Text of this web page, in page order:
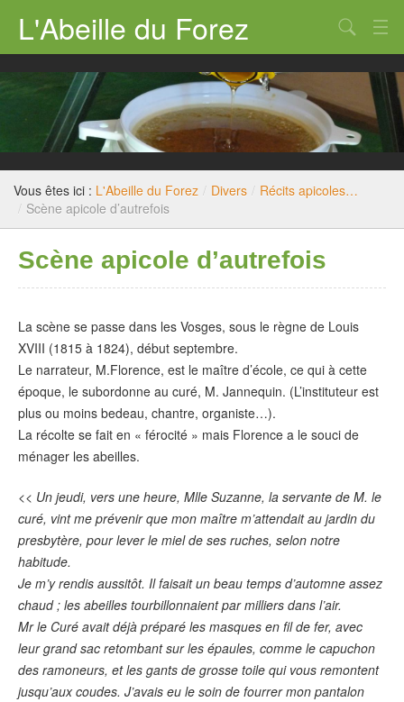
L'Abeille du Forez
Qui sommes nous ?
Rucher-école
Dossiers techniques
Législation
Nous contacter
Vous êtes ici : L'Abeille du Forez / Divers / Récits apicoles…
/ Scène apicole d’autrefois
Scène apicole d’autrefois
La scène se passe dans les Vosges, sous le règne de Louis
XVIII (1815 à 1824), début septembre.
Le narrateur, M.Florence, est le maître d’école, ce qui à cette
époque, le subordonne au curé, M. Jannequin. (L’instituteur est
plus ou moins bedeau, chantre, organiste…).
La récolte se fait en « férocité » mais Florence a le souci de
ménager les abeilles.
<< Un jeudi, vers une heure, Mlle Suzanne, la servante de M. le
curé, vint me prévenir que mon maître m’attendait au jardin du
presbytère, pour lever le miel de ses ruches, selon notre
habitude.
Je m’y rendis aussitôt. Il faisait un beau temps d’automne assez
chaud ; les abeilles tourbillonnaient par milliers dans l’air.
Mr le Curé avait déjà préparé les masques en fil de fer, avec
leur grand sac retombant sur les épaules, comme le capuchon
des ramoneurs, et les gants de grosse toile qui vous remontent
jusqu’aux coudes. J’avais eu le soin de fourrer mon pantalon